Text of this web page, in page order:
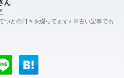
ん
との日々を綴ってます♪ ※古い記事でも